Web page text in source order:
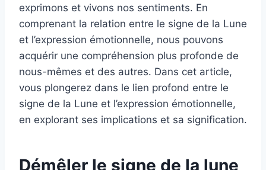
exprimons et vivons nos sentiments. En
comprenant la relation entre le signe de la Lune
et l’expression émotionnelle, nous pouvons
acquérir une compréhension plus profonde de
nous-mêmes et des autres. Dans cet article,
vous plongerez dans le lien profond entre le
signe de la Lune et l’expression émotionnelle,
en explorant ses implications et sa signification.
Démêler le signe de la lune